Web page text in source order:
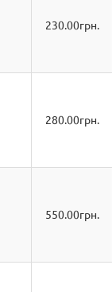
230.00грн.
280.00грн.
550.00грн.